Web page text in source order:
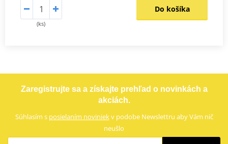
(ks)
Do košíka
Zaregistrujte sa a získajte prehľad o novinkách a
akciách.
Súhlasím s posielaním noviniekv podobe Newslettru aby Vám nič
neušlo